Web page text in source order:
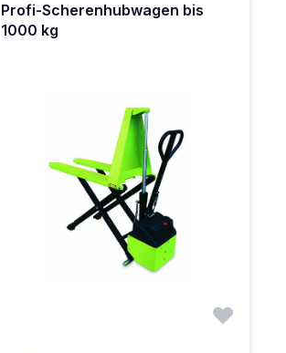
Profi-Scherenhubwagen bis
1000 kg